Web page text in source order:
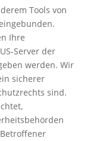
Tools von
Ihre
Server der
werden. Wir
sicherer
sind.